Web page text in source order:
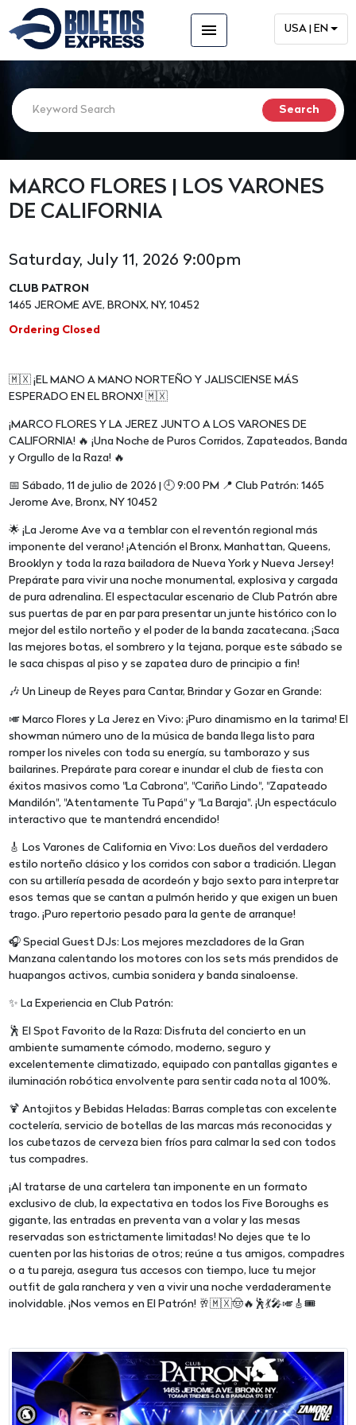
menu USA | EN
MARCO FLORES | LOS VARONES
DE CALIFORNIA
Saturday, July 11, 2026 9:00pm
CLUB PATRON
1465 JEROME AVE, BRONX, NY, 10452
Ordering Closed
🇲🇽 ¡EL MANO A MANO NORTEÑO Y JALISCIENSE MÁS
ESPERADO EN EL BRONX! 🇲🇽
¡MARCO FLORES Y LA JEREZ JUNTO A LOS VARONES DE
CALIFORNIA! 🔥 ¡Una Noche de Puros Corridos, Zapateados, Banda
y Orgullo de la Raza! 🔥
📅 Sábado, 11 de julio de 2026 | 🕘 9:00 PM 📍 Club Patrón: 1465
Jerome Ave, Bronx, NY 10452
🌟 ¡La Jerome Ave va a temblar con el reventón regional más
imponente del verano! ¡Atención el Bronx, Manhattan, Queens,
Brooklyn y toda la raza bailadora de Nueva York y Nueva Jersey!
Prepárate para vivir una noche monumental, explosiva y cargada
de pura adrenalina. El espectacular escenario de Club Patrón abre
sus puertas de par en par para presentar un junte histórico con lo
mejor del estilo norteño y el poder de la banda zacatecana. ¡Saca
las mejores botas, el sombrero y la tejana, porque este sábado se
le saca chispas al piso y se zapatea duro de principio a fin!
🎶 Un Lineup de Reyes para Cantar, Brindar y Gozar en Grande:
🎺 Marco Flores y La Jerez en Vivo: ¡Puro dinamismo en la tarima! El
showman número uno de la música de banda llega listo para
romper los niveles con toda su energía, su tamborazo y sus
bailarines. Prepárate para corear e inundar el club de fiesta con
éxitos masivos como "La Cabrona", "Cariño Lindo", "Zapateado
Mandilón", "Atentamente Tu Papá" y "La Baraja". ¡Un espectáculo
interactivo que te mantendrá encendido!
🎸 Los Varones de California en Vivo: Los dueños del verdadero
estilo norteño clásico y los corridos con sabor a tradición. Llegan
con su artillería pesada de acordeón y bajo sexto para interpretar
esos temas que se cantan a pulmón herido y que exigen un buen
trago. ¡Puro repertorio pesado para la gente de arranque!
🎧 Special Guest DJs: Los mejores mezcladores de la Gran
Manzana calentando los motores con los sets más prendidos de
huapangos activos, cumbia sonidera y banda sinaloense.
✨ La Experiencia en Club Patrón:
🕺 El Spot Favorito de la Raza: Disfruta del concierto en un
ambiente sumamente cómodo, moderno, seguro y
excelentemente climatizado, equipado con pantallas gigantes e
iluminación robótica envolvente para sentir cada nota al 100%.
🍹 Antojitos y Bebidas Heladas: Barras completas con excelente
coctelería, servicio de botellas de las marcas más reconocidas y
los cubetazos de cerveza bien fríos para calmar la sed con todos
tus compadres.
¡Al tratarse de una cartelera tan imponente en un formato
exclusivo de club, la expectativa en todos los Five Boroughs es
gigante, las entradas en preventa van a volar y las mesas
reservadas son estrictamente limitadas! No dejes que te lo
cuenten por las historias de otros; reúne a tus amigos, compadres
o a tu pareja, asegura tus accesos con tiempo, luce tu mejor
outfit de gala ranchera y ven a vivir una noche verdaderamente
inolvidable. ¡Nos vemos en El Patrón! 🥂🇲🇽🤠🔥🕺💃🎤🎺🎸🎟️